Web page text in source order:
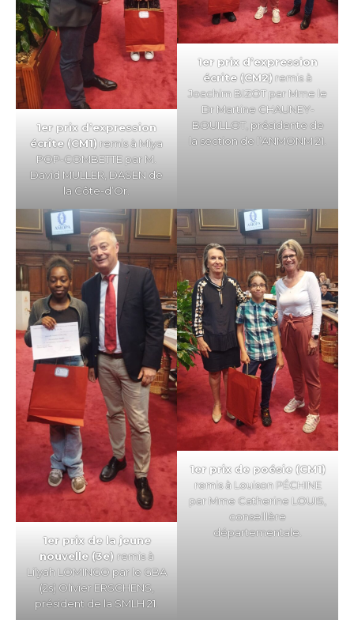
1er prix d’expression
écrite (CM1)remis à Miya
POP-COMBETTE par M.
David MULLER, DASEN de
la Côte-d’Or.
1er prix d’expression
écrite (CM2)remis à
Joachim BIZOT par Mme le
Dr Martine CHAUNEY-
BOUILLOT, présidente de
la section de l’ANMONM 21.
1er prix de la jeune
nouvelle (3e) remis à
Lilyah LOMINGO par le GBA
(2s) Olivier ERSCHENS,
président de la SMLH 21.
1er prix de poésie (CM1)
remis à Louison PÉCHINE
par Mme Catherine LOUIS,
conseillère
départementale.